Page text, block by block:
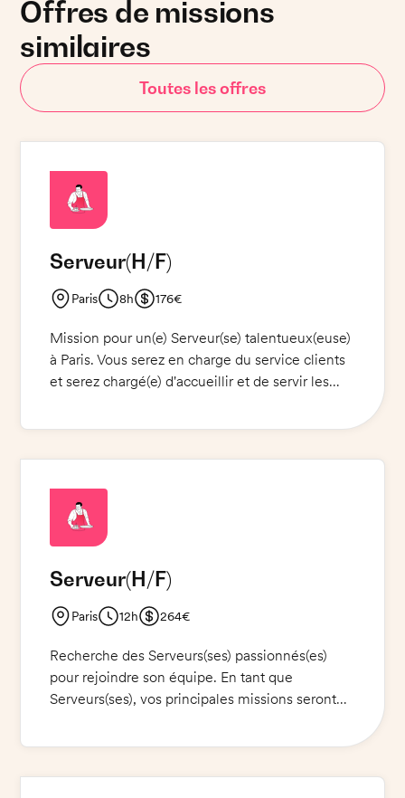
Offres de missions
similaires
Toutes les offres
Serveur(H/F)
Paris 8h 176€
Mission pour un(e) Serveur(se) talentueux(euse)
à Paris. Vous serez en charge du service clients
et serez chargé(e) d'accueillir et de servir les
Vous devrez prendre les commandes, servir les
sont de 11h30 à 15h et de 18h30 à 23h. Des
connaissances en cuisine et une expérience en
restauration sont indispensables.
Serveur(H/F)
Paris 12h 264€
Recherche des Serveurs(ses) passionnés(es)
pour rejoindre son équipe. En tant que
Serveurs(ses), vos principales missions seront
et professionnalisme. Vous serez également